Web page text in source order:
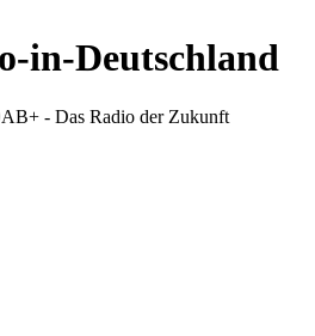
in-Deutschland
- Das Radio der Zukunft